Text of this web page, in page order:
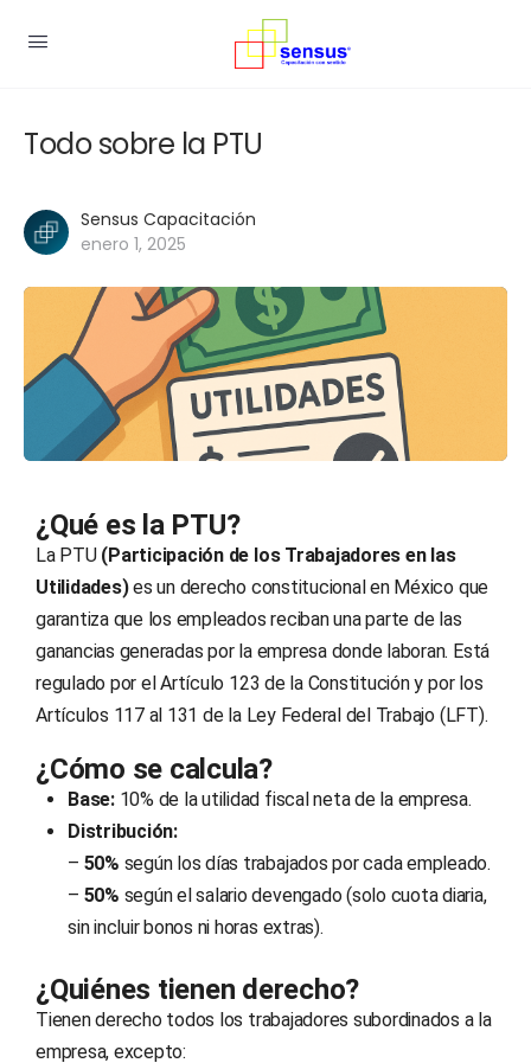
Todo sobre la PTU
Sensus Capacitación
enero 1, 2025
¿Qué es la PTU?
La PTU (Participación de los Trabajadores en las
Utilidades)es un derecho constitucional en México que
garantiza que los empleados reciban una parte de las
ganancias generadas por la empresa donde laboran. Está
regulado por el Artículo 123 de la Constitución y por los
Artículos 117 al 131 de la Ley Federal del Trabajo (LFT).
¿Cómo se calcula?
Base:10% de la utilidad fiscal neta de la empresa.
Distribución:
– 50% según los días trabajados por cada empleado.
– 50% según el salario devengado (solo cuota diaria,
sin incluir bonos ni horas extras).
¿Quiénes tienen derecho?
Tienen derecho todos los trabajadores subordinados a la
empresa, excepto: